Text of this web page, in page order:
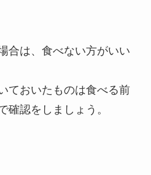
合は、食べない方がいい
ておいたものは食べる前
確認をしましょう。